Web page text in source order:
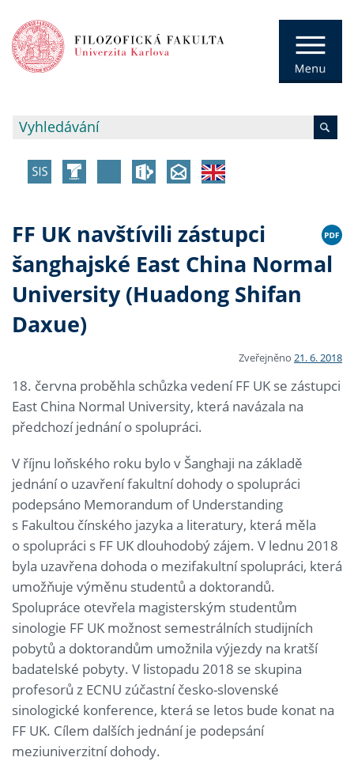
FF UK navštívili zástupci
šanghajské East China Normal
University (Huadong Shifan
Daxue)
Zveřejněno 21. 6. 2018
18. června proběhla schůzka vedení FF UK se zástupci
East China Normal University, která navázala na
předchozí jednání o spolupráci.
V říjnu loňského roku bylo v Šanghaji na základě
jednání o uzavření fakultní dohody o spolupráci
podepsáno Memorandum of Understanding
s Fakultou čínského jazyka a literatury, která měla
o spolupráci s FF UK dlouhodobý zájem. V lednu 2018
byla uzavřena dohoda o mezifakultní spolupráci, která
umožňuje výměnu studentů a doktorandů.
Spolupráce otevřela magisterským studentům
sinologie FF UK možnost semestrálních studijních
pobytů a doktorandům umožnila výjezdy na kratší
badatelské pobyty. V listopadu 2018 se skupina
profesorů z ECNU zúčastní česko-slovenské
sinologické konference, která se letos bude konat na
FF UK. Cílem dalších jednání je podepsání
meziuniverzitní dohody.